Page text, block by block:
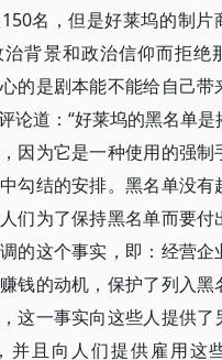
名，但是好莱坞的制片
背景和政治信仰而拒绝
的是剧本能不能给自己带
论道：“好莱坞的黑名单是
因为它是一种使用的强制
勾结的安排。黑名单没有
们为了保持黑名单而要付
的这个事实，即：经营企
钱的动机，保护了列入黑
这一事实向这些人提供了
并且向人们提供雇用这